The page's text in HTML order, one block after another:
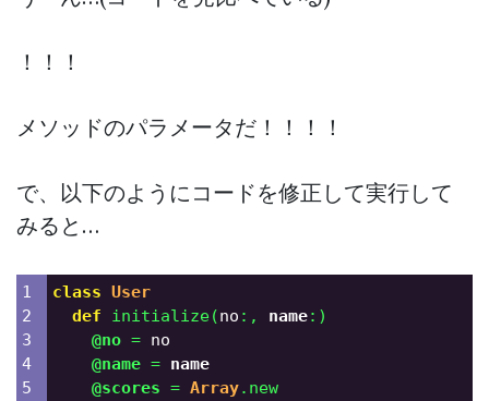
！！！
メソッドのパラメータだ！！！！
で、以下のようにコードを修正して実行して
みると…
1
2
3
4
5
class User
def
initialize(no :, name:)
@no = no
@name = name
@scores = Array. new